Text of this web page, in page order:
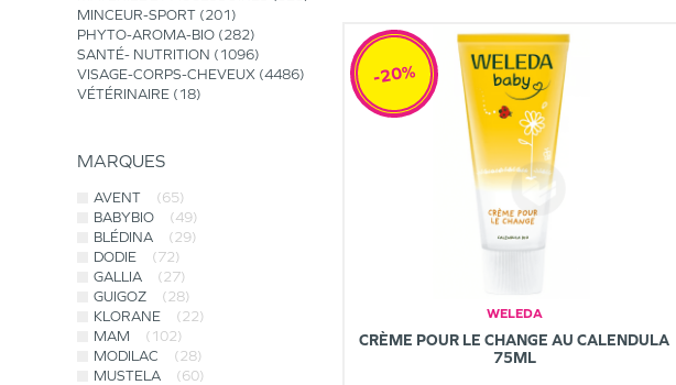
MINCEUR-SPORT 201
PHYTO-AROMA-BIO 282
SANTÉ- NUTRITION
1096
VISAGE-CORPS-CHEVEUX 4486
VÉTÉRINAIRE
18
MARQUES
AVENT
(65)
BABYBIO
(49)
BLÉDINA
(29)
DODIE
(72)
GALLIA
(27)
GUIGOZ
(28)
KLORANE
(22)
MAM
(102)
MODILAC
(28)
MUSTELA
(60)
WELEDA
CRÈME POUR LE CHANGE AU CALENDULA
75ML
-20%